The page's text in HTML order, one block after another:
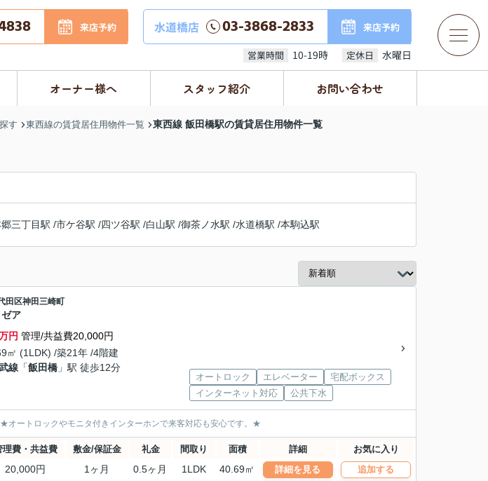
来店予約 水道橋店 03-3868-2833 来店予約
営業時間 10-19時 定休日 水曜日
オーナー様へ スタッフ紹介 お問い合わせ
す 東西線の賃貸居住用物件一覧 東西線 飯田橋駅の賃貸居住用物件一覧
三丁目駅 /市ケ谷駅 /四ツ谷駅 /白山駅 /御茶ノ水駅 /水道橋駅 /本駒込駅
田区神田三崎町
ア
円 管理/共益費20,000円
㎡ (1LDK) /築21年 /4階建
線 「飯田橋 」駅 徒歩12分
オートロック エレベーター
宅配ボックス
インターネット対応
公共下水
オートロックやモニタ付きインターホンで来客対応も安心です。★
理費・共益費 敷金/保証金 礼金 間取り 面積 詳細 お気に入り
20,000円 1ヶ月 0.5ヶ月 1LDK 40.69㎡ 詳細を見る 追加する